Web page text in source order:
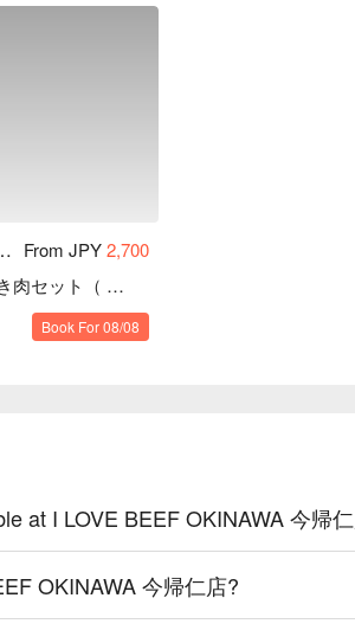
カツなど、すぐに食べられるお惣菜も充
しております。
今帰仁店 From JPY2,700
テイクアウト｜おまかせ焼き肉セット（ 精肉 ）
Book For 08/08
at I LOVE BEEF OKINAWA 今帰
OKINAWA 今帰仁店?